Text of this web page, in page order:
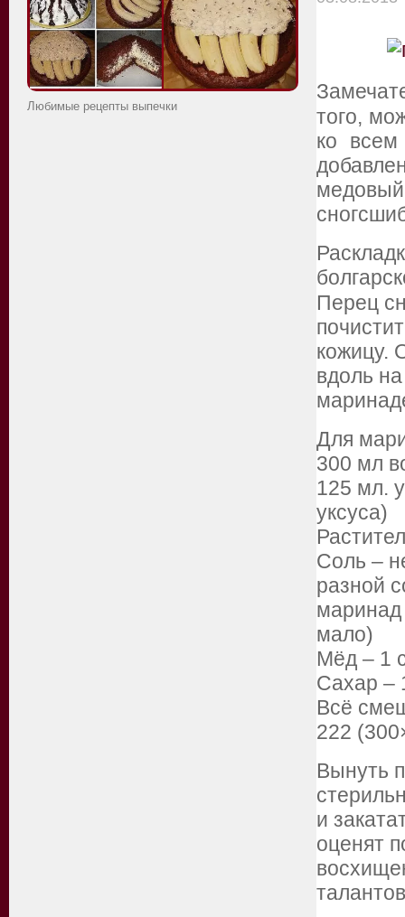
того,
ко
Перец
кожицу.
вдоль
Для
300 мл
125 мл.
уксуса)
Соль –
разной
маринад
мало)
Мёд – 1
Сахар –
Всё
222
Вынуть
и
оценят
Любимые рецепты выпечки